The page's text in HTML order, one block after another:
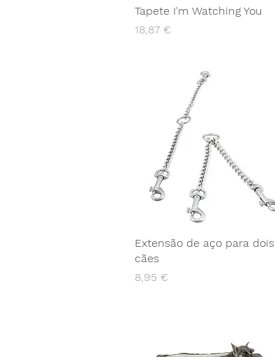
Tapete I'm Watching You
Preço
18,87 €
Extensão de aço para dois
cães
Preço
8,95 €